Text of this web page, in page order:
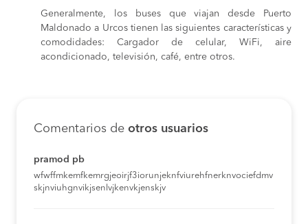
Generalmente, los buses que viajan desde Puerto
Maldonado a Urcos tienen las siguientes características y
comodidades: Cargador de celular, WiFi, aire
acondicionado, televisión, café, entre otros.
Comentarios de otros usuarios
pramod pb
wfwffmkemfkemrgjeoirjf3iorunjeknfviurehfnerknvociefdmv
skjnviuhgnvikjsenlvjkenvkjenskjv